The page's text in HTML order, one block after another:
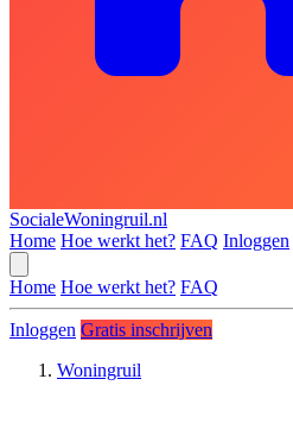
SocialeWoningruil.nl
Home Hoe werkt het? FAQ Inloggen
Home Hoe werkt het? FAQ
Inloggen Gratis inschrijven
Woningruil